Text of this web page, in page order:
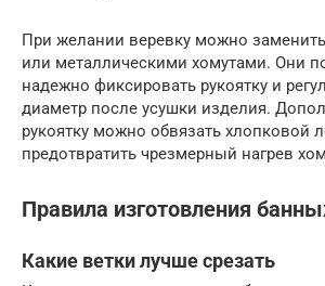
При желании веревку можно
или металлическими хомутами. Они
надежно фиксировать рукоятку и
диаметр после усушки изделия.
рукоятку можно обвязать хлопковой
предотвратить чрезмерный нагрев
Правила изготовления
Какие ветки лучше срезать